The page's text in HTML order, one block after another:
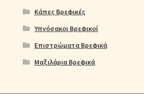
Κάπες Βρεφικές
Υπνόσακοι Βρεφικοί
Επιστρώματα Βρεφικά
Μαξιλάρια Βρεφικά